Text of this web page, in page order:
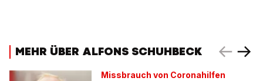
MEHR ÜBER ALFONS SCHUHBECK
Missbrauch von Coronahilfen